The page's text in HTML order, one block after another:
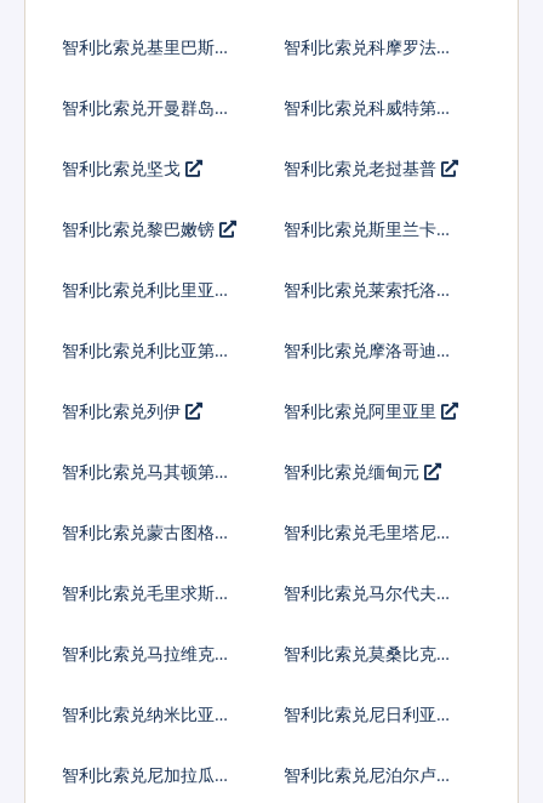
智利比索兑基里巴斯元 智利比索兑科摩罗法郎
智利比索兑开曼群岛元
智利比索兑科威特第纳
智利比索兑坚戈 智利比索兑老挝基普
智利比索兑黎巴嫩镑
智利比索兑斯里兰卡卢
智利比索兑利比里亚元 智利比索兑莱索托洛蒂
智利比索兑利比亚第纳
智利比索兑摩洛哥迪拉
智利比索兑列伊 智利比索兑阿里亚里
智利比索兑马其顿第纳
智利比索兑缅甸元
智利比索兑蒙古图格里
智利比索兑毛里塔尼亚
智利比索兑毛里求斯卢
智利比索兑马尔代夫拉
智利比索兑马拉维克瓦
智利比索兑莫桑比克梅
智利比索兑纳米比亚元
智利比索兑尼日利亚奈
智利比索兑尼加拉瓜科
智利比索兑尼泊尔卢比